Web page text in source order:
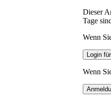
Dieser
Tage
Wenn
Wenn